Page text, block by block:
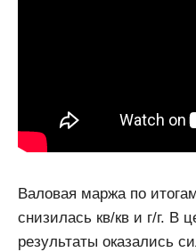
Валовая маржа по
снизилась кв/кв и г/г. В
результаты оказались